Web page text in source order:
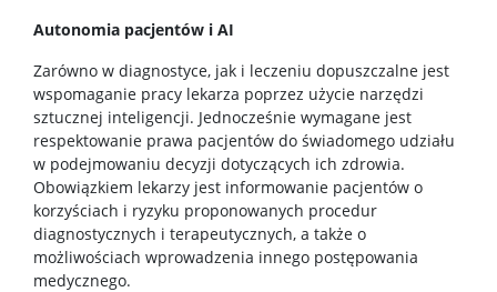
Autonomia pacjentów i AI
Zarówno w diagnostyce, jak i leczeniu dopuszczalne jest
wspomaganie pracy lekarza poprzez użycie narzędzi
sztucznej inteligencji. Jednocześnie wymagane jest
respektowanie prawa pacjentów do świadomego udziału
w podejmowaniu decyzji dotyczących ich zdrowia.
Obowiązkiem lekarzy jest informowanie pacjentów o
korzyściach i ryzyku proponowanych procedur
diagnostycznych i terapeutycznych, a także o
możliwościach wprowadzenia innego postępowania
medycznego.